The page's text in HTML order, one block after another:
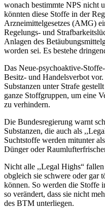
wonach bestimmte NPS nicht
könnten diese Stoffe in der
Arzneimittelgesetzes (AMG)
Regelungs- und
Anlagen des
worden sei. Es bestehe
Das Neue-psychoaktive-
Besitz- und Handelsverbot
Substanzen unter Strafe
ganze Stoffgruppen, um eine
zu verhindern.
Die Bundesregierung warnt
Substanzen, die auch als
Suchtstoffe werden mitunter
Dünger oder
Nicht alle ,,Legal Highs“ fallen
obgleich sie schwere oder gar
können. So werden die Stoffe
so verändert, dass sie nicht
des BTM unterliegen.